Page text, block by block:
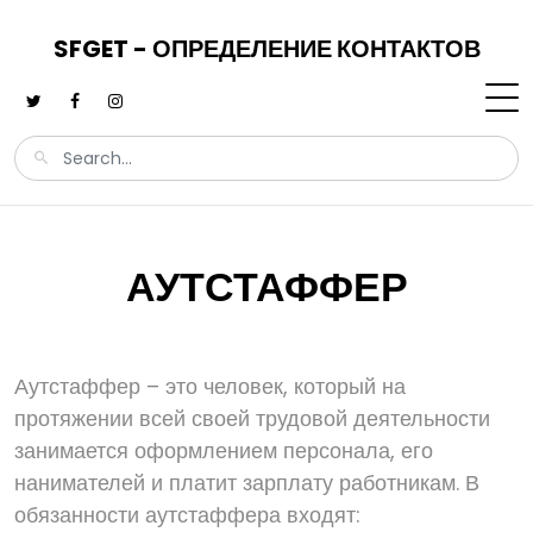
SFGET - ОПРЕДЕЛЕНИЕ КОНТАКТОВ
АУТСТАФФЕР
Аутстаффер – это человек, который на
протяжении всей своей трудовой деятельности
занимается оформлением персонала, его
нанимателей и платит зарплату работникам. В
обязанности аутстаффера входят: